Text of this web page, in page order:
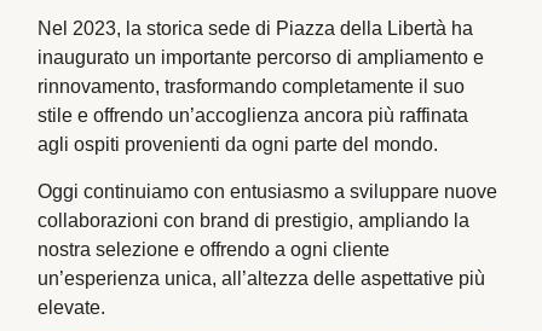
Nel 2023, la storica sede di Piazza della Libertà ha
inaugurato un importante percorso di ampliamento e
rinnovamento, trasformando completamente il suo
stile e offrendo un’accoglienza ancora più raffinata
agli ospiti provenienti da ogni parte del mondo.
Oggi continuiamo con entusiasmo a sviluppare nuove
collaborazioni con brand di prestigio, ampliando la
nostra selezione e offrendo a ogni cliente
un’esperienza unica, all’altezza delle aspettative più
elevate.